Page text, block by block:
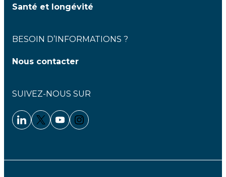
Santé et longévité
BESOIN D’INFORMATIONS ?
Nous contacter
SUIVEZ-NOUS SUR
Linkedin - Clariane
Twitter - Clariane
Youtube - Clariane
Instagram - Clariane